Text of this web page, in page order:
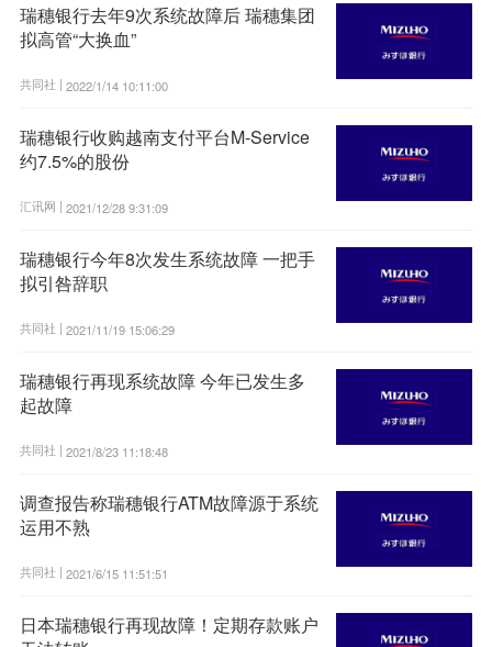
瑞穗银行去年9次系统故障后 瑞穗集团
拟高管“大换血”
共同社 | 2022/1/14 10:11:00
瑞穗银行收购越南支付平台M-Service
约7.5%的股份
汇讯网 | 2021/12/28 9:31:09
瑞穗银行今年8次发生系统故障 一把手
拟引咎辞职
共同社 | 2021/11/19 15:06:29
瑞穗银行再现系统故障 今年已发生多
起故障
共同社 | 2021/8/23 11:18:48
调查报告称瑞穗银行ATM故障源于系统
运用不熟
共同社 | 2021/6/15 11:51:51
日本瑞穗银行再现故障！定期存款账户